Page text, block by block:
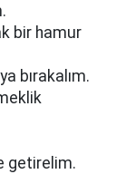
bir hamur
bırakalım.
getirelim.